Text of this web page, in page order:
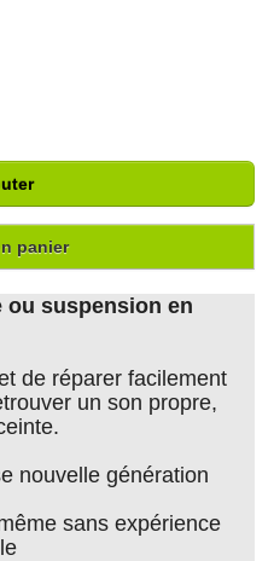
panier
ou suspension en
de réparer facilement
un son propre,
nouvelle génération
sans expérience